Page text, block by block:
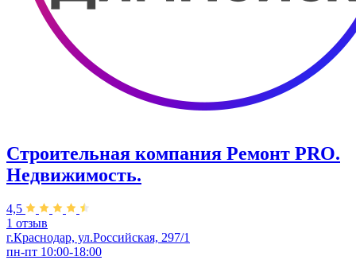
Строительная компания Ремонт PRO.
Недвижимость.
4,5
1 отзыв
г.Краснодар, ул.Российская, 297/1
пн-пт 10:00-18:00